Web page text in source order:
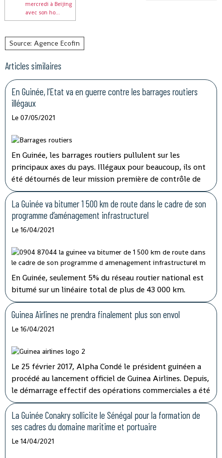
mercredi à Beijing
avec son ho...
Source: Agence Ecofin
Articles similaires
En Guinée, l’Etat va en guerre contre les barrages routiers
illégaux
Le 07/05/2021
En Guinée, les barrages routiers pullulent sur les
principaux axes du pays. Illégaux pour beaucoup, ils ont
été détournés de leur mission première de contrôle de
sécurité pour devenir des niches de rançonnement. Le
préjudice causé aux transporteurs et aux usagers de la
route est important.
La Guinée va bitumer 1 500 km de route dans le cadre de son
programme d’aménagement infrastructurel
Le 16/04/2021
En Guinée, seulement 5% du réseau routier national est
bitumé sur un linéaire total de plus de 43 000 km.
Jusqu’ici, les fonds alloués à l’entretien routier sont
insuffisants alors que plusieurs axes vitaux du pays sont
dans un état critique.
Guinea Airlines ne prendra finalement plus son envol
Le 16/04/2021
Le 25 février 2017, Alpha Condé le président guinéen a
procédé au lancement officiel de Guinea Airlines. Depuis,
le démarrage effectif des opérations commerciales a été
reporté à plusieurs reprises. Le sort de la compagnie a
finalement été tranché par l'Etat qui détenait 20% des
parts.
La Guinée Conakry sollicite le Sénégal pour la formation de
ses cadres du domaine maritime et portuaire
Le 14/04/2021